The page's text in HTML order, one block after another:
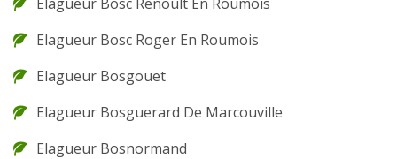
Elagueur Bosc Roger En Roumois
Elagueur Bosgouet
Elagueur Bosguerard De Marcouville
Elagueur Bosnormand